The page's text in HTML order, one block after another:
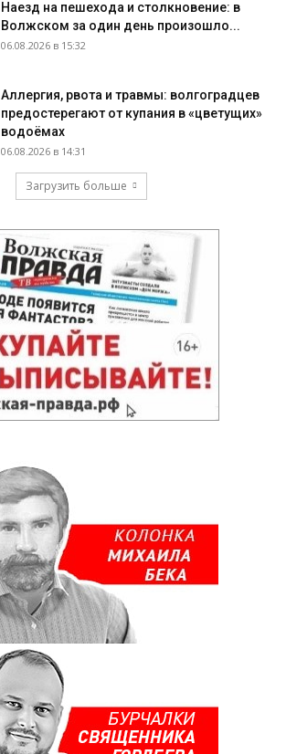
Наезд на пешехода и столкновение: в
Волжском за один день произошло...
06.08.2026 в 15:32
Аллергия, рвота и травмы: волгоградцев
предостерегают от купания в «цветущих»
водоёмах
06.08.2026 в 14:31
Загрузить больше